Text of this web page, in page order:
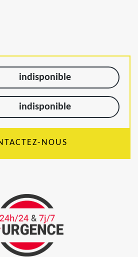
indisponible
indisponible
NOUS